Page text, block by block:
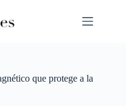
que protege a la